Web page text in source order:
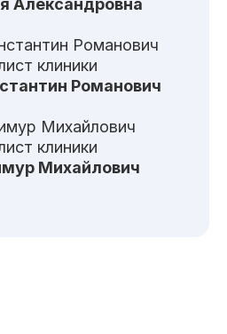
Александровна
клиники
Романович
клиники
Михайлович